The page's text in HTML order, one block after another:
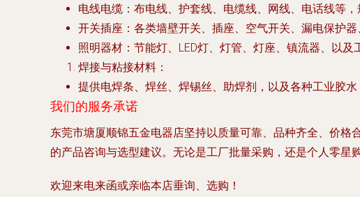
电线电缆 ：布电线、护套线、电缆线、网线、电话线等，
开关插座 ：各类墙壁开关、插座、空气开关、漏电保护器
照明器材 ：节能灯、LED灯、灯管、灯座、镇流器、以及
焊接与粘接材料 ：
提供电焊条、焊丝、焊锡丝、助焊剂，以及各种工业胶水
我们的服务承诺
东莞市塘厦顺锦五金电器店坚持以质量可靠、品种齐全、价格
的产品咨询与选型建议。无论是工厂批量采购，还是个人零星
欢迎来电来函或亲临本店垂询、选购！